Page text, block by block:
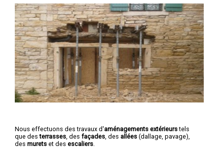
Nous effectuons des travaux d'aménagements extérieurstels
que desterrasses , des façades , des allées (dallage, pavage),
des murets et des escaliers